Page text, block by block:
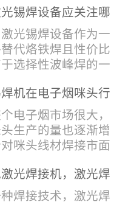
能市场爆发式增
中先生发表了振奋
话。他首先对全体
去一年中的辛勤付
贡献表示了最衷心
并全面回顾了公司
年里取得的各项成
有插针的插头，其
式还是有一定的难
一回流焊和自动烙
合适，因为对面一
在加上有干涉，烙
方便下去，目前在大
只能采用人工焊
人工成本贵，流动
接的品质也难保
采用激光...
锡焊设备应关注哪
激光锡焊设备作为一
代烙铁焊且性价比
选择性波峰焊的一
企业关注与使用，
择激光锡焊设备方
关注哪几点哪？
激光锡焊接设备上
部件，激光器肯定
设备最至关重要的
前作为激光锡焊接
机在电子烟咪头行
电子烟市场很大，
生产的量也逐渐增
咪头线材焊接市面
接，优势价格便
焊接自动化生产线
光焊接机，激光焊
如何选？
焊接技术，激光焊